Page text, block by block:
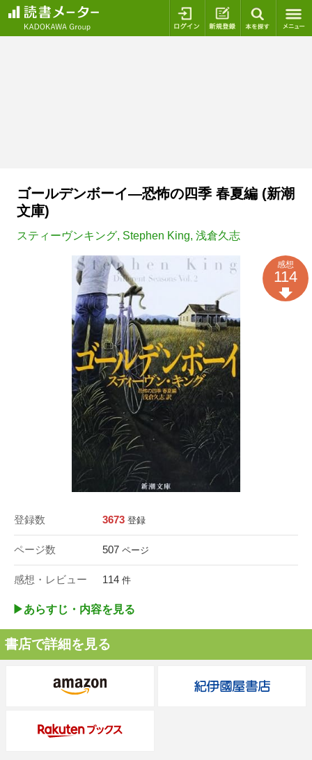
ログイン 新規登録
ゴールデンボーイ―恐怖の四季 春夏編 (新潮
文庫)
スティーヴンキング, Stephen King, 浅倉久志
登録数 3673 登録
ページ数 507 ページ
感想・レビュー 114 件
感想
114
▶︎あらすじ・内容を見る
書店で詳細を見る